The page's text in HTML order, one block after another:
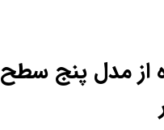
از مدل پنج سطح